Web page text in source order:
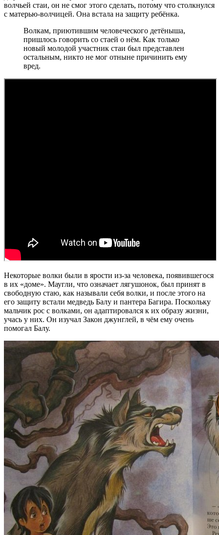
волчьей стаи, он не смог этого сделать, потому что столкнулся
с матерью-волчицей. Она встала на защиту ребёнка.
Волкам, приютившим человеческого детёныша,
пришлось говорить со стаей о нём. Как только
новый молодой участник стаи был представлен
остальным, никто не мог отныне причинить ему
вред.
Некоторые волки были в ярости из-за человека, появившегося
в их «доме». Маугли, что означает лягушонок, был принят в
свободную стаю, как называли себя волки, и после этого на
его защиту встали медведь Балу и пантера Багира. Поскольку
мальчик рос с волками, он адаптировался к их образу жизни,
учась у них. Он изучал Закон джунглей, в чём ему очень
помогал Балу.